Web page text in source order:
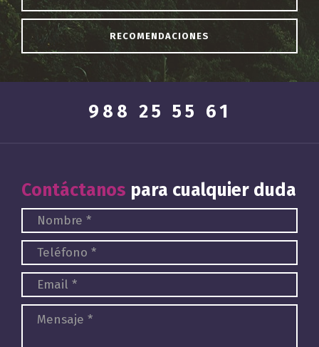
RECOMENDACIONES
Contáctanos para cualquier duda
988 25 55 61